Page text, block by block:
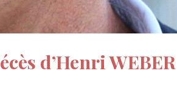
d’Henri WEBER